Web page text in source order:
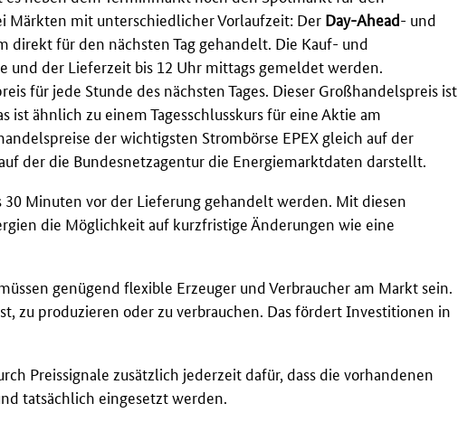
Märkten mit unterschiedlicher Vorlaufzeit: Der Day-Ahead- und
direkt für den nächsten Tag gehandelt. Die Kauf- und
und der Lieferzeit bis 12 Uhr mittags gemeldet werden.
für jede Stunde des nächsten Tages. Dieser Großhandelspreis ist
ähnlich zu einem Tagesschlusskurs für eine Aktie am
der wichtigsten Strombörse EPEX gleich auf der
der die Bundesnetzagentur die Energiemarktdaten darstellt.
Minuten vor der Lieferung gehandelt werden. Mit diesen
die Möglichkeit auf kurzfristige Änderungen wie eine
genügend flexible Erzeuger und Verbraucher am Markt sein.
zu produzieren oder zu verbrauchen. Das fördert Investitionen in
Preissignale zusätzlich jederzeit dafür, dass die vorhandenen
tatsächlich eingesetzt werden.